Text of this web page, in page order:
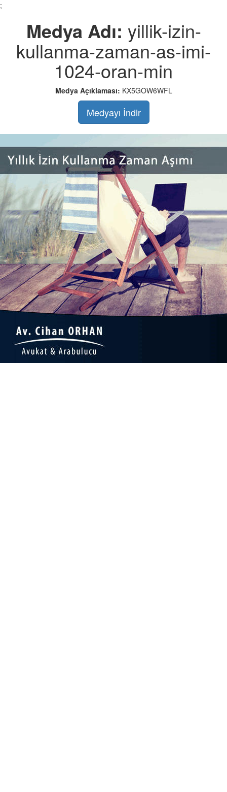
;
Medya Adı: yillik-izin-
kullanma-zaman-as-imi-
1024-oran-min
Medya Açıklaması: KX5GOW6WFL
Medyayı İndir